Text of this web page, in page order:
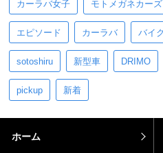
カーラバ女子 モトメガネカーズ
エピソード カーラバ バイク
sotoshiru 新型車 DRIMO
pickup 新着
ホーム